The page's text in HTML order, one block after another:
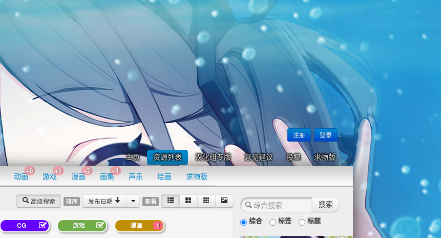
注册 登录
主页 资源列表 汉化组专版 意见建议 投稿 求物版
动画
+6
游戏
+1
漫画
+2
画集
+1
声乐 绘画 求物版
高级搜索 排序 发布日期 查看
CG 游戏 1
漫画
综合 标签 标题